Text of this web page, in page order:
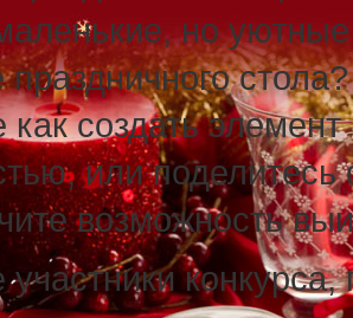
но
праздничного
как создать
или
возможность